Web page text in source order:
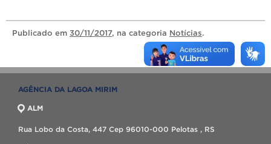
Publicado em 30/11/2017, na categoria Notícias.
AGÊNCIA DA LAGOA MIRIM
ALM
Rua Lobo da Costa, 447 Cep 96010-000 Pelotas , RS